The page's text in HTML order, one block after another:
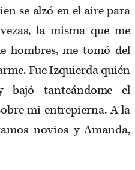
se alzó en el aire para
la misma que me
hombres, me tomó del
Fue Izquierda quién
bajó tanteándome el
mi entrepierna. A la
novios y Amanda,